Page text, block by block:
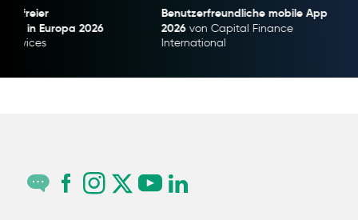
Benutzerfreundliche mobile App
2026von Capital Finance
Broker mit